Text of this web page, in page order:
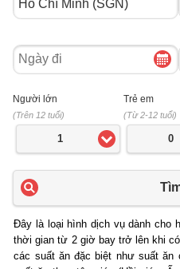
Ngày
đi
Người lớn
(Trên 12 tuổi)
1
Trẻ em
(Từ 2-12 tuổi)
0
Đây là loại hình dịch vụ dành cho
thời gian từ 2 giờ bay trở lên khi
các suất ăn đặc biệt như suất ăn